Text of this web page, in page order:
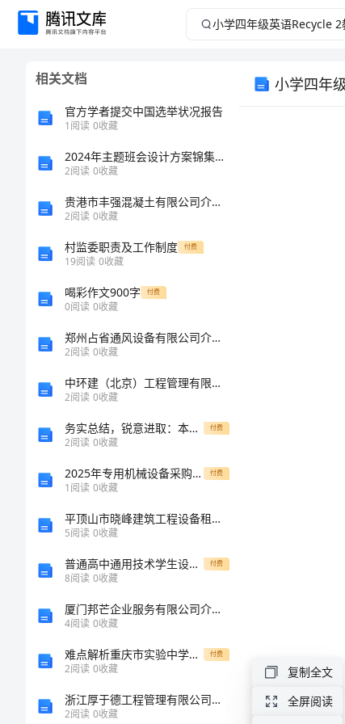
小
Recycle
相关文档
官方学者提交中国选举状况报告
1阅读 0收藏
2024年主题班会设计方案锦集大学班会方案
2阅读 0收藏
贵港市丰强混凝土有限公司介绍企业发展分析报告
2阅读 0收藏
村监委职责及工作制度 付费
19阅读 0收藏
喝彩作文900字 付费
0阅读 0收藏
郑州占省通风设备有限公司介绍企业发展分析报告
2阅读 0收藏
中环建（北京）工程管理有限公司邯郸分公司介绍企业发展分析报告
2阅读 0收藏
务实总结，锐意进取：本周工作总结和下周计划 付费
2阅读 0收藏
2025年专用机械设备采购合同范文 付费
1阅读 0收藏
平顶山市晓峰建筑工程设备租赁有限公司介绍企业发展分析报告
5阅读 0收藏
普通高中通用技术学生设计作品图文材料 付费
8阅读 0收藏
厦门邦芒企业服务有限公司介绍企业发展分析报告
4阅读 0收藏
难点解析重庆市实验中学沪科版八年级第二章运动的世界定向测评试卷（含答案解析） 付费
2阅读 0收藏
浙江厚于德工程管理有限公司介绍企业发展分析报告
2阅读 0收藏
小学四年
安
排
复制全文
全屏阅读